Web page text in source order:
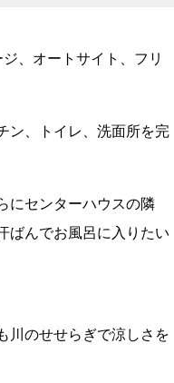
、オートサイト、フリ
ン、トイレ、洗面所を完
にセンターハウスの隣
ばんでお風呂に入りたい
川のせせらぎで涼しさを